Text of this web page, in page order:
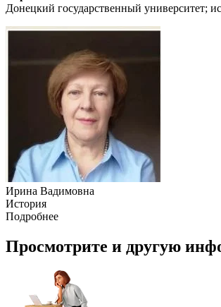
Донецкий государственный университет;
Ирина Вадимовна
История
Подробнее
Просмотрите и другую